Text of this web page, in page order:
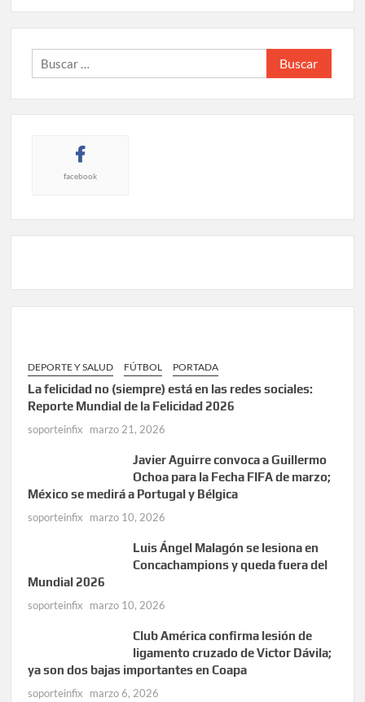
Buscar:
facebook
DEPORTE Y SALUD FÚTBOL PORTADA
La felicidad no (siempre) está en las redes sociales:
Reporte Mundial de la Felicidad 2026
soporteinfix marzo 21, 2026
Javier Aguirre convoca a Guillermo
Ochoa para la Fecha FIFA de marzo;
México se medirá a Portugal y Bélgica
soporteinfix marzo 10, 2026
Luis Ángel Malagón se lesiona en
Concachampions y queda fuera del
Mundial 2026
soporteinfix marzo 10, 2026
Club América confirma lesión de
ligamento cruzado de Victor Dávila;
ya son dos bajas importantes en Coapa
soporteinfix marzo 6, 2026